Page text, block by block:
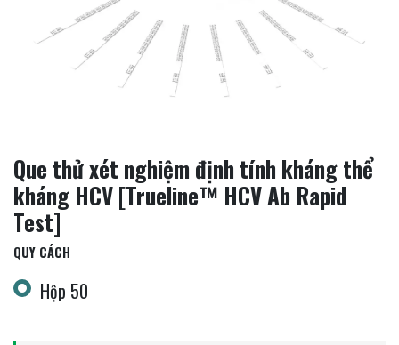
Que thử xét nghiệm định tính kháng thể
kháng HCV [Trueline™ HCV Ab Rapid
Test]
QUY CÁCH
Hộp 50